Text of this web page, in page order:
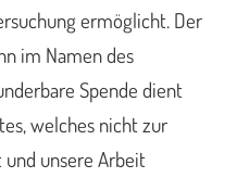
ermöglicht. Der
im Namen des
Spende dient
welches nicht zur
unsere Arbeit